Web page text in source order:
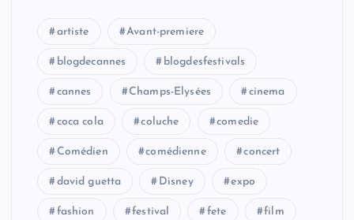
artiste Avant-premiere
blogdecannes blogdesfestivals
cannes Champs-Elysées cinema
coca cola coluche comedie
Comédien comédienne concert
david guetta Disney expo
fashion festival fete film